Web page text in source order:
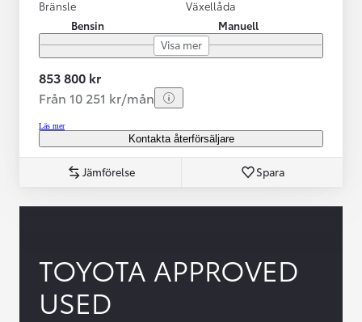
Bränsle
Bensin
Växellåda
Manuell
Visa mer
853 800 kr
Från 10 251 kr/mån
Läs mer
Kontakta återförsäljare
Jämförelse Spara
TOYOTA APPROVED
USED